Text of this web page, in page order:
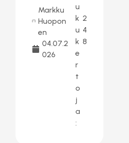
Markku
Huopon
en
04.07.2
026
u
k
u
k
e
r
t
o
j
a
:
2
4
8